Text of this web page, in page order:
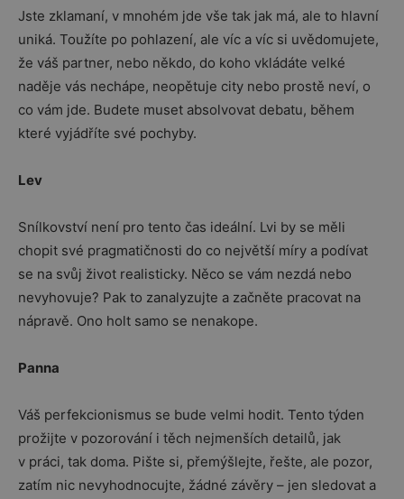
Jste zklamaní, v mnohém jde vše tak jak má, ale to hlavní
uniká. Toužíte po pohlazení, ale víc a víc si uvědomujete,
že váš partner, nebo někdo, do koho vkládáte velké
naděje vás nechápe, neopětuje city nebo prostě neví, o
co vám jde. Budete muset absolvovat debatu, během
které vyjádříte své pochyby.
Lev
Snílkovství není pro tento čas ideální. Lvi by se měli
chopit své pragmatičnosti do co největší míry a podívat
se na svůj život realisticky. Něco se vám nezdá nebo
nevyhovuje? Pak to zanalyzujte a začněte pracovat na
nápravě. Ono holt samo se nenakope.
Panna
Váš perfekcionismus se bude velmi hodit. Tento týden
prožijte v pozorování i těch nejmenších detailů, jak
v práci, tak doma. Pište si, přemýšlejte, řešte, ale pozor,
zatím nic nevyhodnocujte, žádné závěry – jen sledovat a